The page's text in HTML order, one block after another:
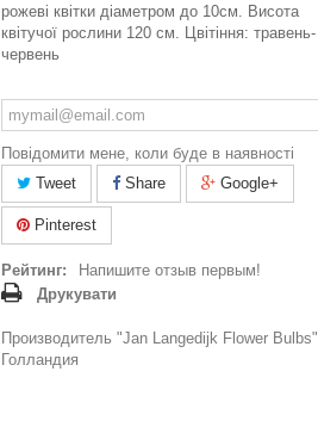
рожеві квітки діаметром до 10см. Висота
квітучої рослини 120 см. Цвітіння: травень-
червень
Повідомити мене, коли буде в наявності
Tweet
Share Google+
Pinterest
Рейтинг:
Напишите отзыв первым!
Друкувати
Производитель "Jan Langedijk Flower Bulbs"
Голландия